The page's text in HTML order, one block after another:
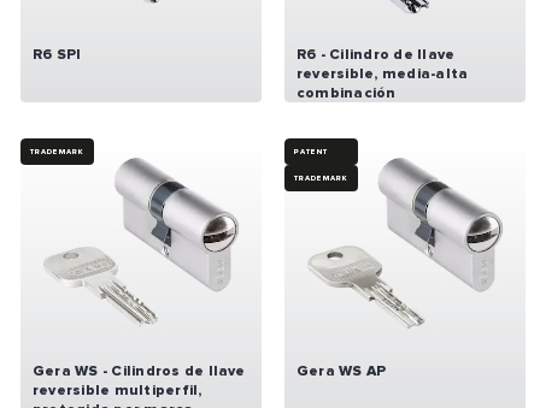
R6 SPI
R6 - Cilindro de llave
reversible, media-alta
combinación
Gera WS - Cilindros de llave
reversible multiperfil,
TRADEMARK
Gera WS AP
PATENT
TRADEMARK